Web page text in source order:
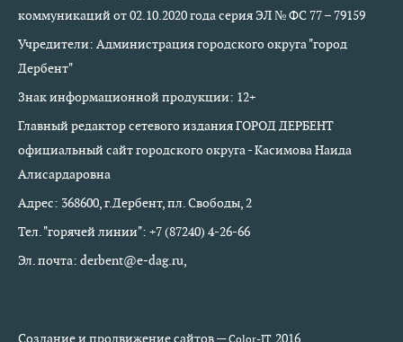
коммуникаций от 02.10.2020 года серия ЭЛ № ФС 77 – 79159
Учредители: Администрация городского округа "город
Дербент"
Знак информационной продукции: 12+
Главный редактор сетевого издания ГОРОД ДЕРБЕНТ
официальный сайт городского округа - Касимова Наида
Алисардаровна
Адрес: 368600, г.Дербент, пл. Свободы, 2
Тел. "горячей линии": +7 (87240) 4-26-66
Эл. почта: derbent@e-dag.ru,
Создание и продвижение сайтов — 2016